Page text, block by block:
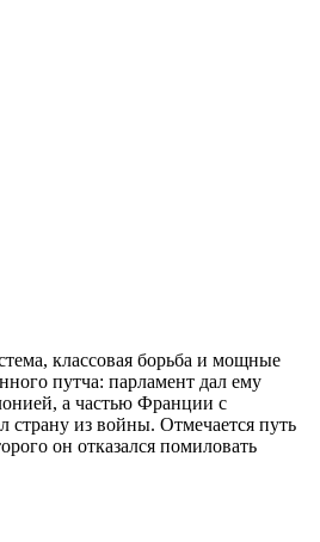
классовая борьба и мощные
путча: парламент дал ему
а частью Франции с
страну из войны. Отмечается путь
он отказался помиловать